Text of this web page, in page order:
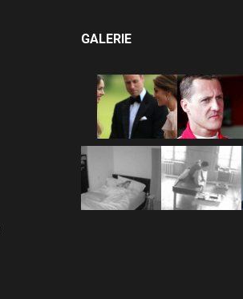
GALERIE